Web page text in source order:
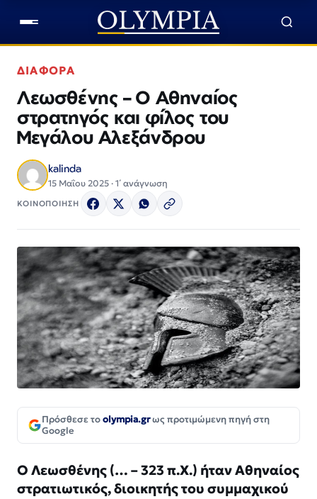
ΔΙΑΦΟΡΑ
Λεωσθένης – Ο Αθηναίος
στρατηγός και φίλος του
Μεγάλου Αλεξάνδρου
kalinda
15 Μαΐου 2025 · 1΄ ανάγνωση
ΚΟΙΝΟΠΟΙΗΣΗ
Πρόσθεσε τοolympia.grως προτιμώμενη πηγή στη
Google
Ο Λεωσθένης (… – 323 π.Χ.) ήταν Αθηναίος
στρατιωτικός, διοικητής του συμμαχικού